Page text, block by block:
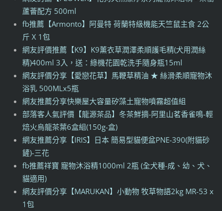
蘆薈配方 500ml
fb推薦【Armonto】阿曼特 荷蘭特級機能天竺鼠主食 2公
斤 X 1包
網友評價推薦【K9】K9薰衣草潤澤柔順護毛精(犬用潤絲
精)400ml 3入，送：綠機花園乾洗手隨身瓶15ml
網友評價分享【愛戀花草】馬鞭草精油 ★ 絲滑柔順寵物沐
浴乳 500MLx5瓶
網友推薦分享快樂屋大容量矽藻土寵物噴霧超值組
部落客人氣評價【龍源茶品】冬茶鮮摘-阿里山茗香雀鳴-輕
焙火烏龍茶葉6盒組(150g-盒)
網友推薦分享【IRIS】日本 簡易型貓便盆PNE-390(附貓砂
鏟)-三花
fb推薦祥寶 寵物沐浴精1000ml 2瓶 (全犬種-成、幼、犬、
貓適用)
網友評價分享【MARUKAN】小動物 牧草物語2kg MR-53 x
1包